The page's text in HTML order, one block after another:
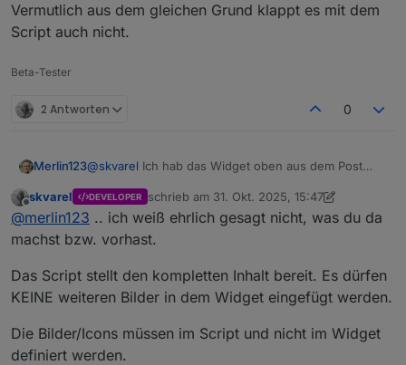
Vermutlich aus dem gleichen Grund klappt es mit dem
Script auch nicht.
Beta-Tester
2 Antworten 0
Merlin123@skvarel Ich hab das Widget oben aus dem Post
Ich denke, das ist irgendwas mit den Pfaden.
Wenn ich in einem Image-Widget das Bild auswähle
sieht das so aus:
Wenn ich euer Widget nehme (also neu in die View
ziehe), dann Inhaltstyp Bild auswähle, dann über die
Auswahl das Icon auswähle sieht es so aus:
Das wird also da auch nicht dargestellt.
Vermutlich aus dem gleichen Grund klappt es mit
Offline
skvarel DEVELOPER schrieb am 31. Okt. 2025, 15:47
zuletzt editiert von skvarel
@merlin123 .. ich weiß ehrlich gesagt nicht, was du da
machst bzw. vorhast.
Das Script stellt den kompletten Inhalt bereit. Es dürfen
KEINE weiteren Bilder in dem Widget eingefügt werden.
Die Bilder/Icons müssen im Script und nicht im Widget
definiert werden.